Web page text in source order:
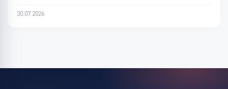
30.07.2026